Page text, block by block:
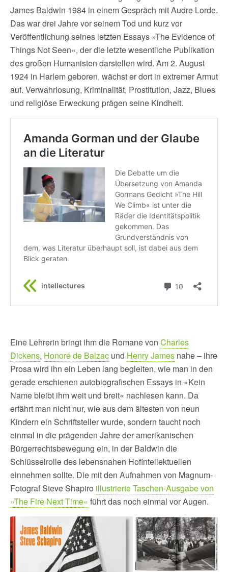
James Baldwin 1984 in einem Gespräch mit Audre Lorde.
Das war drei Jahre vor seinem Tod und kurz vor
Veröffentlichung seines letzten Essays »The Evidence of
Things Not Seen«, der die letzte wesentliche Publikation
des großen Humanisten darstellen wird. Am 2. August
1924 in Harlem geboren, wächst er dort in extremer Armut
auf. Verwahrlosung, Kriminalität, Prostitution, Jazz, Blues
und religiöse Erweckung prägen seine Kindheit.
Eine Lehrerin bringt ihm die Romane von Charles
Dickens, Honoré de Balzac und Henry James nahe – ihre
Prosa wird ihn ein Leben lang begleiten, wie man in den
gerade erschienen autobiografischen Essays in »Kein
Name bleibt ihm weit und breit« nachlesen kann. Da
erfährt man nicht nur, wie aus dem ältesten von neun
Kindern ein Schriftsteller wurde, sondern taucht noch
einmal in die prägenden Jahre der amerikanischen
Bürgerrechtsbewegung ein, in der Baldwin die
Schlüsselrolle des lebensnahen Hofintellektuellen
einnehmen sollte. Die mit den Aufnahmen von Magnum-
Fotograf Steve Shapiro illustrierte Taschen-Ausgabe von
»The Fire Next Time« führt das noch einmal vor Augen.